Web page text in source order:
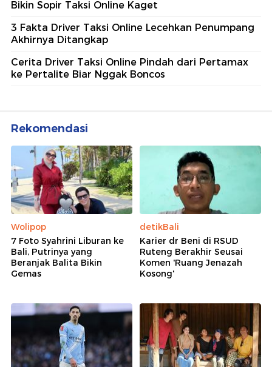
Bikin Sopir Taksi Online Kaget
3 Fakta Driver Taksi Online Lecehkan Penumpang
Akhirnya Ditangkap
Cerita Driver Taksi Online Pindah dari Pertamax
ke Pertalite Biar Nggak Boncos
Rekomendasi
Wolipop
7 Foto Syahrini Liburan ke
Bali, Putrinya yang
Beranjak Balita Bikin
Gemas
detikBali
Karier dr Beni di RSUD
Ruteng Berakhir Seusai
Komen 'Ruang Jenazah
Kosong'